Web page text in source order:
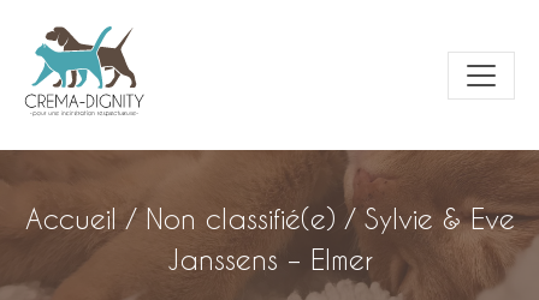
Accueil / Non classifié(e) / Sylvie & Eve
Janssens – Elmer